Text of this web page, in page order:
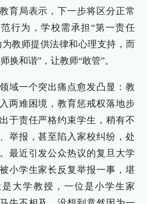
育局表示，下一步将区分正常
行为，学校需承担“第一责任
为教师提供法律和心理支持，而
换和谐”，让教师“敢管”。
域一个突出痛点愈发凸显：教
两难困境，教育惩戒权落地步
于责任严格约束学生，稍有不
举报，甚至陷入家校纠纷，处
最近引发公众热议的复旦大学
小学生家长反复举报一事，堪
大学教授，一位是小学生家